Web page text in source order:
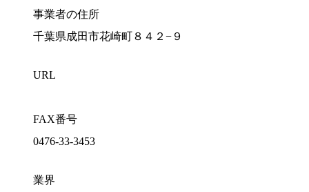
事業者の住所
千葉県成田市花崎町８４２−９
URL
FAX番号
0476-33-3453
業界